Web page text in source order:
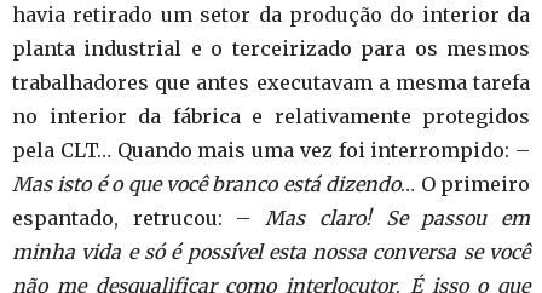
havia retirado um setor da produção do interior da
planta industrial e o terceirizado para os mesmos
trabalhadores que antes executavam a mesma tarefa
no interior da fábrica e relativamente protegidos
pela CLT… Quando mais uma vez foi interrompido: –
Mas isto é o que você branco está dizendo… O primeiro
espantado, retrucou: –Mas claro! Se passou em
minha vida e só é possível esta nossa conversa se você
não me desqualificar como interlocutor. É isso o que